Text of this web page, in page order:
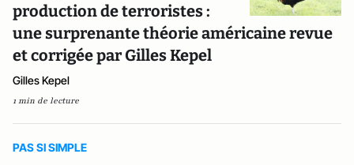
production de terroristes :
une surprenante théorie américaine revue
et corrigée par Gilles Kepel
Gilles Kepel
1 min de lecture
PAS SI SIMPLE